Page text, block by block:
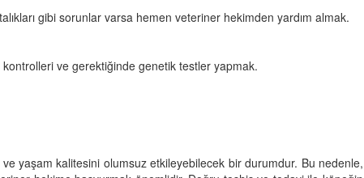
gibi sorunlar varsa hemen veteriner hekimden yardım almak.
kontrolleri ve gerektiğinde genetik testler yapmak.
ve yaşam kalitesini olumsuz etkileyebilecek bir durumdur. Bu nedenle,